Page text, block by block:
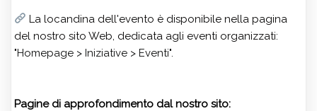
La locandina dell'evento è disponibile nella pagina
del nostro sito Web, dedicata agli eventi organizzati:
"Homepage > Iniziative > Eventi".
Pagine di approfondimento dal nostro sito: